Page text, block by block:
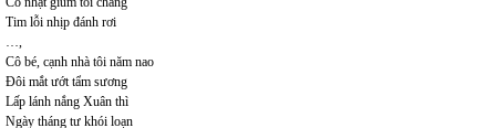
Tim lỗi nhịp đánh rơi
Cô bé, cạnh nhà tôi năm nao
Đôi mắt ướt tẩm sương
Lấp lánh nắng Xuân thì
Ngày tháng tư khói loạn